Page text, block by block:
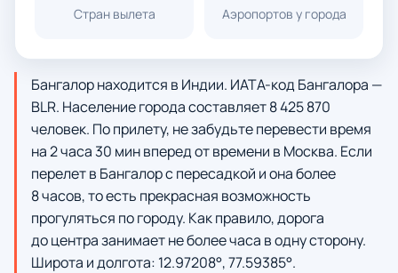
Стран вылета Аэропортов у города
Бангалор находится в Индии. ИАТА-код Бангалора —
BLR. Население города составляет 8 425 870
человек. По прилету, не забудьте перевести время
на 2 часа 30 мин вперед от времени в Москва. Если
перелет в Бангалор с пересадкой и она более
8 часов, то есть прекрасная возможность
прогуляться по городу. Как правило, дорога
до центра занимает не более часа в одну сторону.
Широта и долгота: 12.97208°, 77.59385°.